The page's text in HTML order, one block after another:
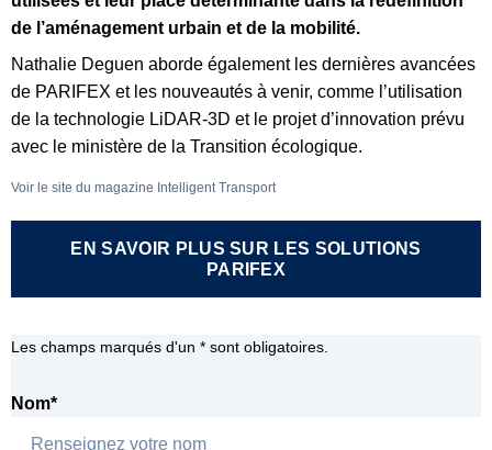
de l’aménagement urbain et de la mobilité.
Nathalie Deguen aborde également les dernières avancées
de PARIFEX et les nouveautés à venir, comme l’utilisation
de la technologie LiDAR-3D et le projet d’innovation prévu
avec le ministère de la Transition écologique.
Voir le site du magazine Intelligent Transport
EN SAVOIR PLUS SUR LES SOLUTIONS
PARIFEX
Les champs marqués d'un * sont obligatoires.
Nom*